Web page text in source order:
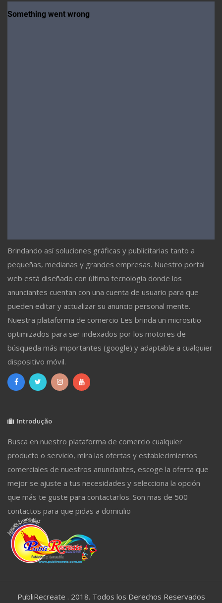
Brindando así soluciones gráficas y publicitarias tanto a
pequeñas, medianas y grandes empresas. Nuestro portal
web está diseñado con última tecnología donde los
anunciantes cuentan con una cuenta de usuario para que
pueden editar y actualizar su anuncio personal mente.
Nuestra plataforma de comercio Les brinda un micrositio
optimizados para ser indexados por los motores de
búsqueda más importantes (google) y adaptable a cualquier
dispositivo móvil.
Introdução
Busca en nuestro plataforma de comercio cualquier
producto o servicio, mira las ofertas y establecimientos
comerciales de nuestros anunciantes, escoge la oferta que
mejor se ajuste a tus necesidades y selecciona la opción
que más te guste para contactarlos. Son mas de 500
contactos para que pidas a domicilio
PubliRecreate . 2018. Todos los Derechos Reservados